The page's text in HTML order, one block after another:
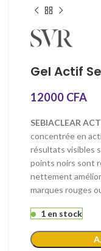
Gel Actif
12000 CFA
SEBIACLEAR
concentrée en
résultats visibles
points noirs sont
nettement
marques rouges
1 en stock